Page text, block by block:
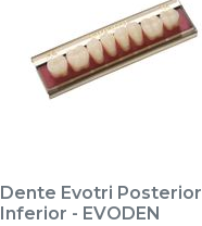
Dente Evotri Posterior
Inferior - EVODEN